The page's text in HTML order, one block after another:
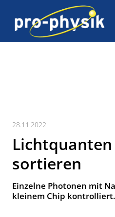
28.11.2022
sortieren
Einzelne Photonen mit
kleinem Chip kontrolliert.